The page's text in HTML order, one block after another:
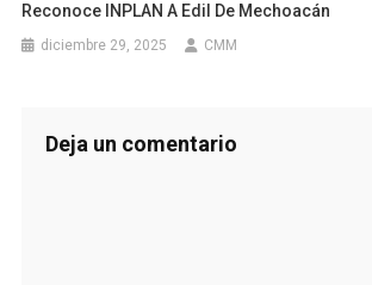
Reconoce INPLAN A Edil De Mechoacán
diciembre 29, 2025 CMM
Deja un comentario